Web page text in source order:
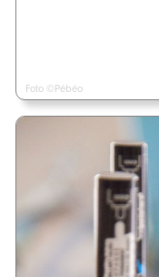
Foto ©Pébéo